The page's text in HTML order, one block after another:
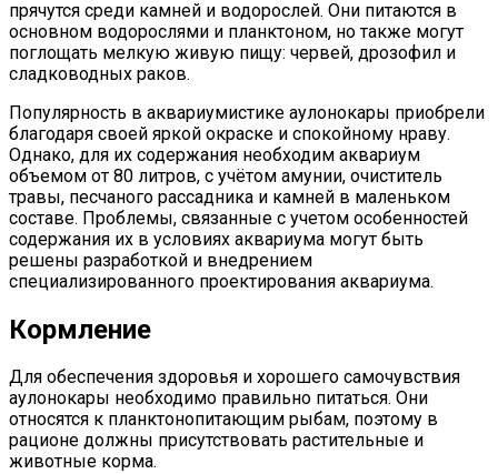
прячутся среди камней и водорослей. Они питаются в
основном водорослями и планктоном, но также могут
поглощать мелкую живую пищу: червей, дрозофил и
сладководных раков.
Популярность в аквариумистике аулонокары приобрели
благодаря своей яркой окраске и спокойному нраву.
Однако, для их содержания необходим аквариум
объемом от 80 литров, с учётом амунии, очиститель
травы, песчаного рассадника и камней в маленьком
составе. Проблемы, связанные с учетом особенностей
содержания их в условиях аквариума могут быть
решены разработкой и внедрением
специализированного проектирования аквариума.
Кормление
Для обеспечения здоровья и хорошего самочувствия
аулонокары необходимо правильно питаться. Они
относятся к планктонопитающим рыбам, поэтому в
рационе должны присутствовать растительные и
животные корма.